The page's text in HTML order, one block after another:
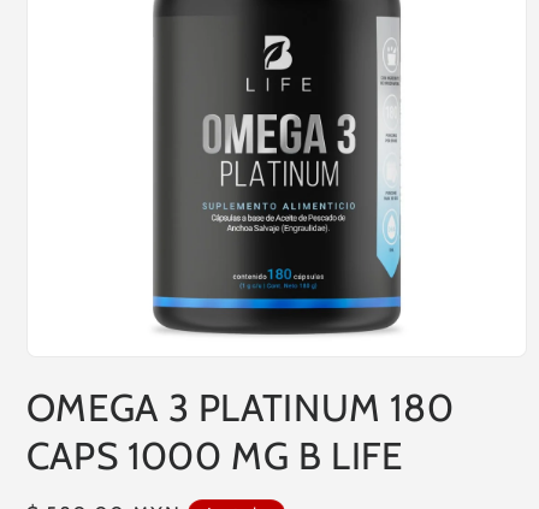
multimedia
1
una
ventana
OMEGA 3 PLATINUM 180
CAPS 1000 MG B LIFE